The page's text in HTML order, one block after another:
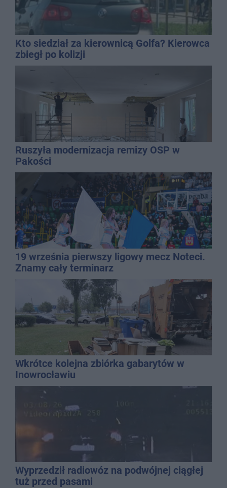
Kto siedział za kierownicą Golfa? Kierowca
zbiegł po kolizji
Ruszyła modernizacja remizy OSP w
Pakości
19 września pierwszy ligowy mecz Noteci.
Znamy cały terminarz
Wkrótce kolejna zbiórka gabarytów w
Inowrocławiu
Wyprzedził radiowóz na podwójnej ciągłej
tuż przed pasami